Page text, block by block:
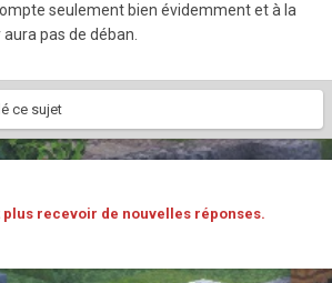
seulement bien évidemment et à la
pas de déban.
ce sujet
plus recevoir de nouvelles réponses.